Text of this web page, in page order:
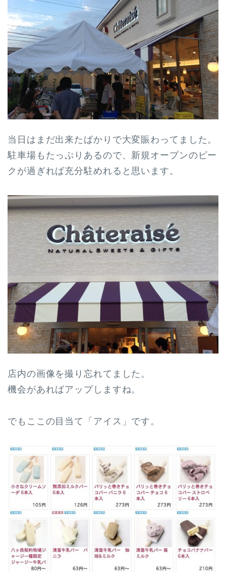
当日はまだ出来たばかりで大変賑わってました。
駐車場もたっぷりあるので、新規オープンのピー
クが過ぎれば充分駐めれると思います。
店内の画像を撮り忘れてました。
機会があればアップしますね。
でもここの目当て「アイス」です。